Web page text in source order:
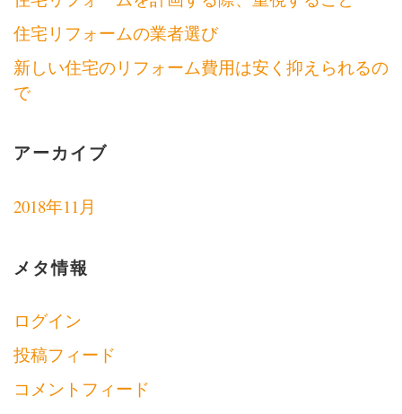
住宅リフォームの業者選び
新しい住宅のリフォーム費用は安く抑えられるの
で
アーカイブ
2018年11月
メタ情報
ログイン
投稿フィード
コメントフィード